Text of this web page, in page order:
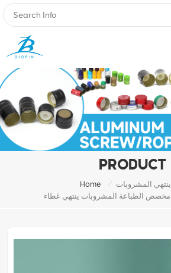
PRODUCT
Home / ينتهي المشروبات